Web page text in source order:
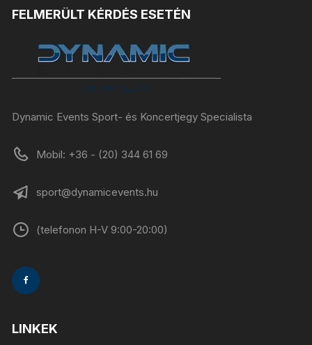
FELMERÜLT KÉRDÉS ESETÉN
Dynamic Events Sport- és Koncertjegy Specialista
Mobil: +36 - (20) 344 61 69
sport@dynamicevents.hu
(telefonon H-V 9:00-20:00)
LINKEK